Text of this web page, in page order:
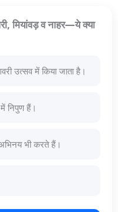
मियांवड़ व नाहर—ये क्या
उत्सव में किया जाता है।
निपुण हैं।
भी करते हैं।